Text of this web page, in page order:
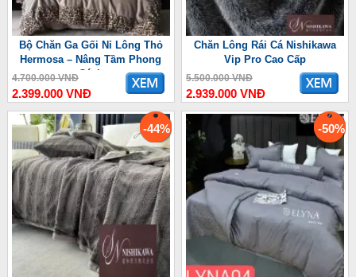
Bộ Chăn Ga Gối Nỉ Lông Thỏ
Hermosa – Nâng Tầm Phong
Cách
4.700.000 VNĐ
2.399.000 VNĐ
Chăn Lông Rái Cá Nishikawa
Vip Pro Cao Cấp
5.500.000 VNĐ
2.939.000 VNĐ
-44% -50%